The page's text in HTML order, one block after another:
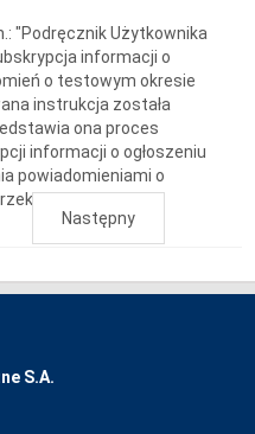
"Podręcznik Użytkownika
informacji o
o testowym okresie
instrukcja została
ona proces
informacji o ogłoszeniu
powiadomieniami o
Następny
S.A.